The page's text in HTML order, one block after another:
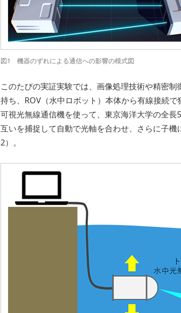
図1 機器のずれによる通信への影響の模式図
このたびの実証実験では、画像処理技術や精密
持ち、ROV（水中ロボット）本体から有線接続
可視光無線通信機を使って、東京海洋大学の全
互いを捕捉して自動で光軸を合わせ、さらに子
2）。